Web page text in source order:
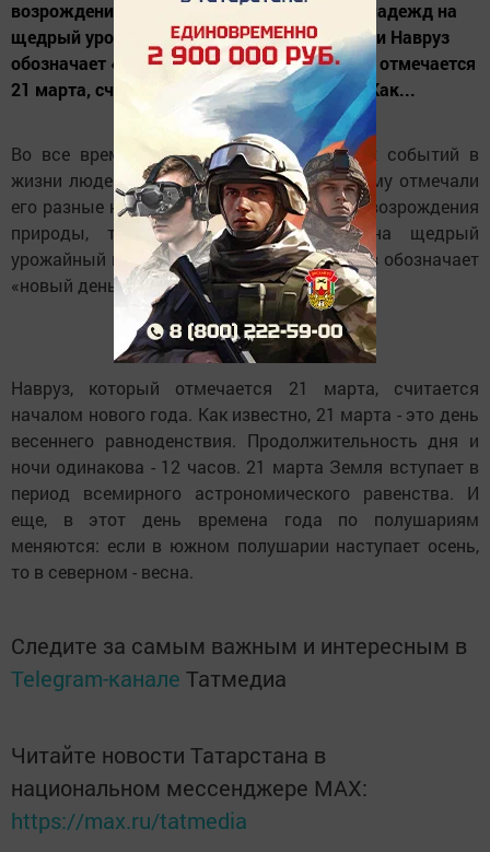
возрождения природы, торжества жизни, надежд на
щедрый урожайный год. В переводе с фарси Навруз
обозначает «новый день». Навруз, который отмечается
21 марта, считается началом нового года. Как...
Во все времена среди самых радостных событий в
жизни людей был приход весны. По-разному отмечали
его разные народы. Но все - как праздник возрождения
природы, торжества жизни, надежд на щедрый
урожайный год. В переводе с фарси Навруз обозначает
«новый день».
Навруз, который отмечается 21 марта, считается
началом нового года. Как известно, 21 марта - это день
весеннего равноденствия. Продолжительность дня и
ночи одинакова - 12 часов. 21 марта Земля вступает в
период всемирного астрономического равенства. И
еще, в этот день времена года по полушариям
меняются: если в южном полушарии наступает осень,
то в северном - весна.
Следите за самым важным и интересным в
Telegram-канале Татмедиа
Читайте новости Татарстана в
национальном мессенджере MАХ:
https://max.ru/tatmedia